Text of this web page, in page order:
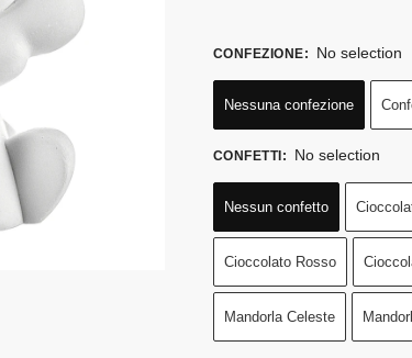
CONFEZIONE: No selection
Nessuna confezione
CONFETTI: No selection
Nessun confetto
Cioccolato Rosso
Mandorla Celeste